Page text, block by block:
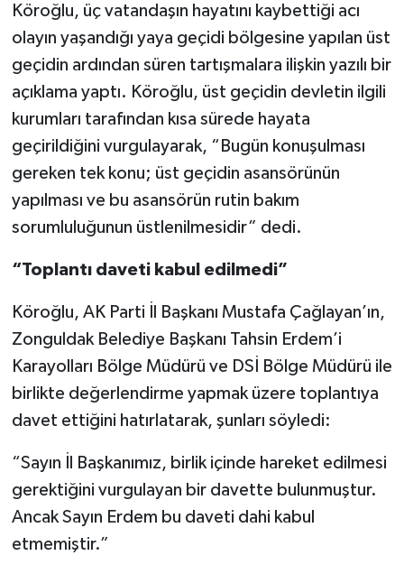
Köroğlu, üç vatandaşın hayatını kaybettiği acı
olayın yaşandığı yaya geçidi bölgesine yapılan üst
geçidin ardından süren tartışmalara ilişkin yazılı bir
açıklama yaptı. Köroğlu, üst geçidin devletin ilgili
kurumları tarafından kısa sürede hayata
geçirildiğini vurgulayarak, “Bugün konuşulması
gereken tek konu; üst geçidin asansörünün
yapılması ve bu asansörün rutin bakım
sorumluluğunun üstlenilmesidir” dedi.
“Toplantı daveti kabul edilmedi”
Köroğlu, AK Parti İl Başkanı Mustafa Çağlayan’ın,
Zonguldak Belediye Başkanı Tahsin Erdem’i
Karayolları Bölge Müdürü ve DSİ Bölge Müdürü ile
birlikte değerlendirme yapmak üzere toplantıya
davet ettiğini hatırlatarak, şunları söyledi:
“Sayın İl Başkanımız, birlik içinde hareket edilmesi
gerektiğini vurgulayan bir davette bulunmuştur.
Ancak Sayın Erdem bu daveti dahi kabul
etmemiştir.”